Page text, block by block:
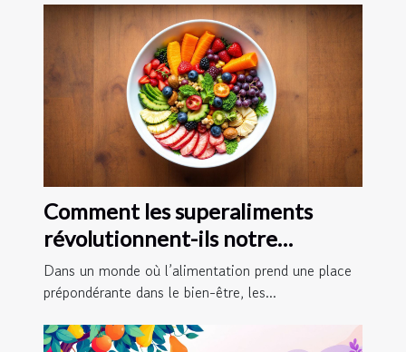
Comment les superaliments
révolutionnent-ils notre
quotidien ?
Dans un monde où l’alimentation prend une place
prépondérante dans le bien-être, les...